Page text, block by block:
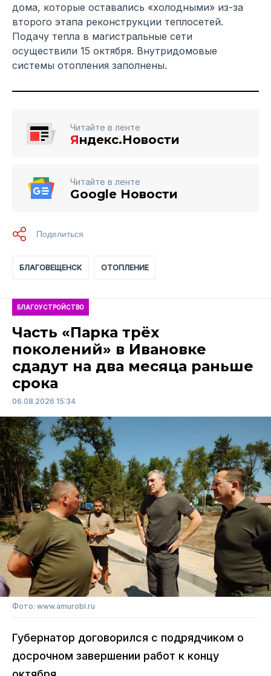
дома, которые оставались «холодными» из-за
второго этапа реконструкции теплосетей.
Подачу тепла в магистральные сети
осуществили 15 октября. Внутридомовые
системы отопления заполнены.
Читайте в ленте
Яндекс.Новости
Читайте в ленте
Google Новости
БЛАГОВЕЩЕНСК ОТОПЛЕНИЕ
БЛАГОУСТРОЙСТВО
Часть «Парка трёх
поколений» в Ивановке
сдадут на два месяца раньше
срока
06.08.2026 15:34
Фото: www.amurobl.ru
Губернатор договорился с подрядчиком о
досрочном завершении работ к концу